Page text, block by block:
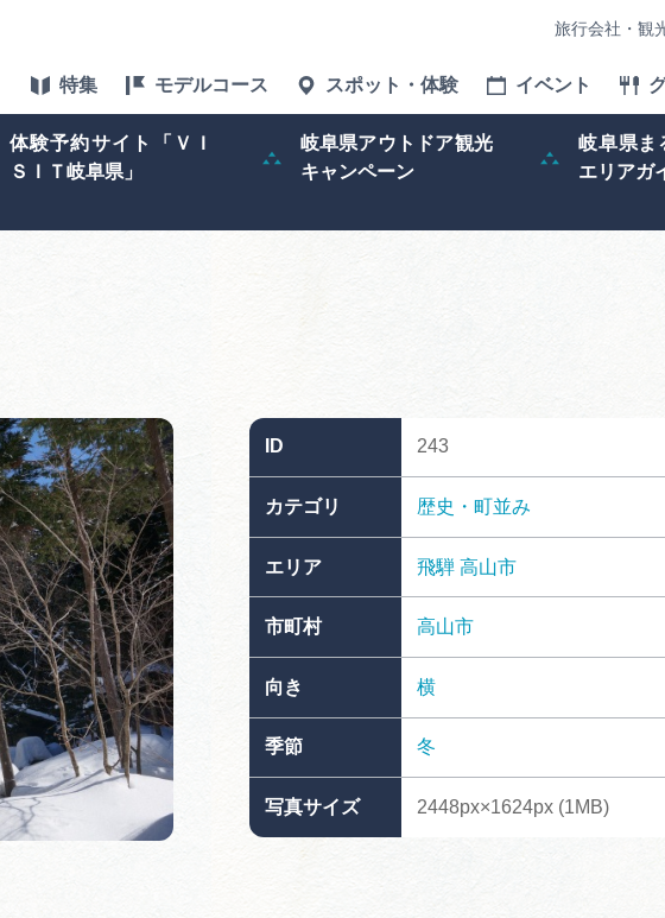
旅行会社・観
特集 モデルコース スポット・体験 イベント
体験予約サイト「ＶＩ
ＳＩＴ岐阜県」
岐阜県アウトドア観光
キャンペーン
岐阜県ま
エリアガ
岐阜県アウトドア観光キャン
ペーン
岐阜県観光データベース
ID 243
カテゴリ 歴史・町並み
エリア 飛騨 高山市
市町村 高山市
向き 横
季節 冬
写真サイズ 2448px×1624px (1MB)